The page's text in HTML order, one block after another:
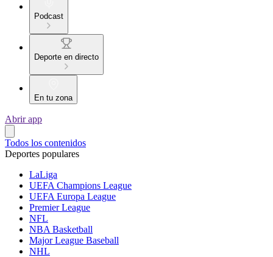
Podcast
Deporte en directo
En tu zona
Abrir app
Todos los contenidos
Deportes populares
LaLiga
UEFA Champions League
UEFA Europa League
Premier League
NFL
NBA Basketball
Major League Baseball
NHL